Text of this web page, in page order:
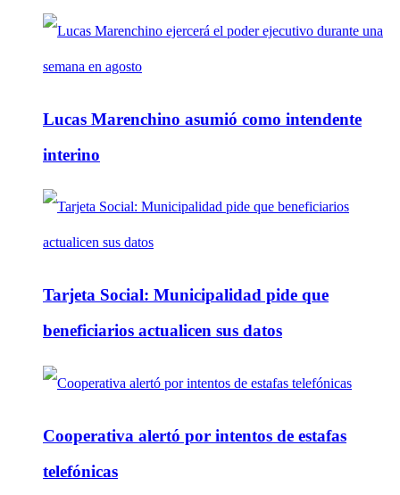
Lucas Marenchino asumió como intendente
interino
Tarjeta Social: Municipalidad pide que
beneficiarios actualicen sus datos
Cooperativa alertó por intentos de estafas
telefónicas